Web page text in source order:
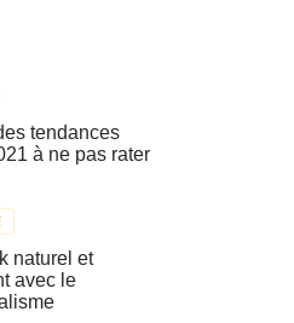
tendances
à ne pas rater
naturel et
avec le